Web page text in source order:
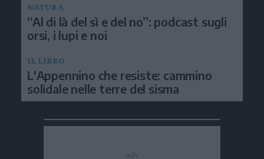
NATURA
“Al di là del sì e del no”: podcast sugli
orsi, i lupi e noi
IL LIBRO
L'Appennino che resiste: cammino
solidale nelle terre del sisma